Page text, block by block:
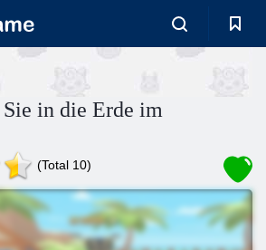
in die Erde im
(Total 10)